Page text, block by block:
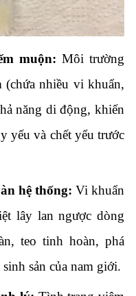
muộn: Môi trường
nhiều vi khuẩn,
năng di động, khiến
yếu và chết yểu trước
hệ thống: Vi khuẩn
lây lan ngược dòng
teo tinh hoàn, phá
sản của nam giới.